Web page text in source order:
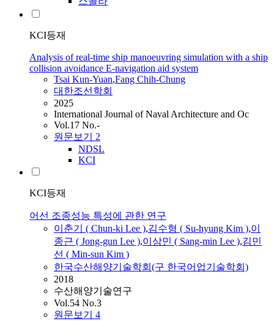
KCI등재
Analysis of real-time ship manoeuvring simulation with a ship
collision avoidance E-navigation aid system
Tsai Kun-Yuan,Fang Chih-Chung
대한조선학회
2025
International Journal of Naval Architecture and Oc
Vol.17 No.-
원문보기 2
NDSL
KCI
KCI등재
어선 조종성능 특성에 관한 연구
이춘기 ( Chun-ki Lee ),김수형 ( Su-hyung Kim ),이
종근 ( Jong-gun Lee ),이상민 ( Sang-min Lee ),김민
선 ( Min-sun Kim )
한국수산해양기술학회(구 한국어업기술학회)
2018
수산해양기술연구
Vol.54 No.3
원문보기 4